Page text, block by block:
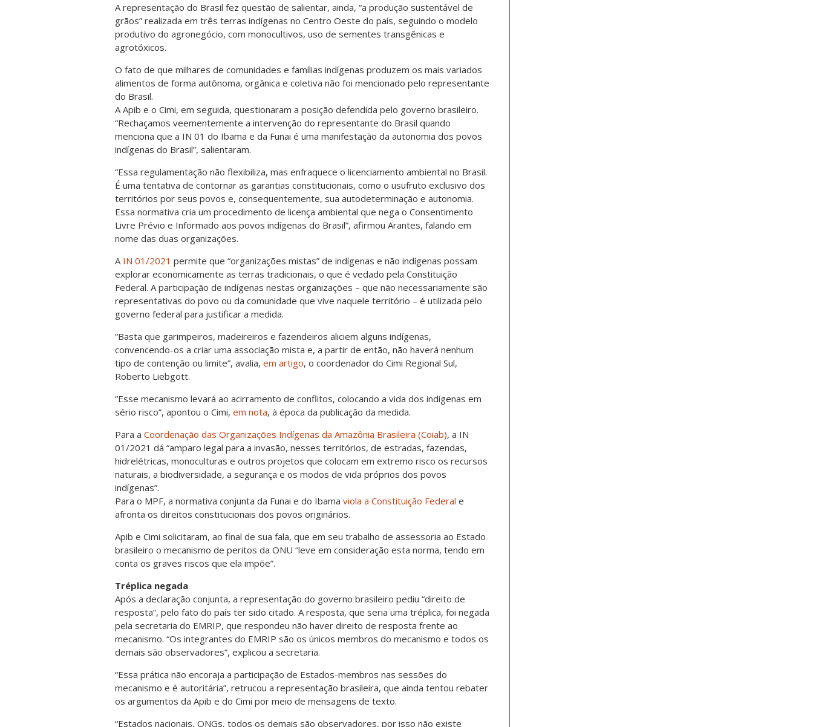
A representação do Brasil fez questão de salientar, ainda, “a produção sustentável de
grãos” realizada em três terras indígenas no Centro Oeste do país, seguindo o modelo
produtivo do agronegócio, com monocultivos, uso de sementes transgênicas e
agrotóxicos.
O fato de que milhares de comunidades e famílias indígenas produzem os mais variados
alimentos de forma autônoma, orgânica e coletiva não foi mencionado pelo representante
do Brasil.
A Apib e o Cimi, em seguida, questionaram a posição defendida pelo governo brasileiro.
“Rechaçamos veementemente a intervenção do representante do Brasil quando
menciona que a IN 01 do Ibama e da Funai é uma manifestação da autonomia dos povos
indígenas do Brasil”, salientaram.
“Essa regulamentação não flexibiliza, mas enfraquece o licenciamento ambiental no Brasil.
É uma tentativa de contornar as garantias constitucionais, como o usufruto exclusivo dos
territórios por seus povos e, consequentemente, sua autodeterminação e autonomia.
Essa normativa cria um procedimento de licença ambiental que nega o Consentimento
Livre Prévio e Informado aos povos indígenas do Brasil”, afirmou Arantes, falando em
nome das duas organizações.
A IN 01/2021 permite que “organizações mistas” de indígenas e não indígenas possam
explorar economicamente as terras tradicionais, o que é vedado pela Constituição
Federal. A participação de indígenas nestas organizações – que não necessariamente são
representativas do povo ou da comunidade que vive naquele território – é utilizada pelo
governo federal para justificar a medida.
“Basta que garimpeiros, madeireiros e fazendeiros aliciem alguns indígenas,
convencendo-os a criar uma associação mista e, a partir de então, não haverá nenhum
tipo de contenção ou limite”, avalia, em artigo, o coordenador do Cimi Regional Sul,
Roberto Liebgott.
“Esse mecanismo levará ao acirramento de conflitos, colocando a vida dos indígenas em
sério risco”, apontou o Cimi, em nota, à época da publicação da medida.
Para a Coordenação das Organizações Indígenas da Amazônia Brasileira (Coiab), a IN
01/2021 dá “amparo legal para a invasão, nesses territórios, de estradas, fazendas,
hidrelétricas, monoculturas e outros projetos que colocam em extremo risco os recursos
naturais, a biodiversidade, a segurança e os modos de vida próprios dos povos
indígenas”.
Para o MPF, a normativa conjunta da Funai e do Ibama viola a Constituição Federal e
afronta os direitos constitucionais dos povos originários.
Apib e Cimi solicitaram, ao final de sua fala, que em seu trabalho de assessoria ao Estado
brasileiro o mecanismo de peritos da ONU “leve em consideração esta norma, tendo em
conta os graves riscos que ela impõe”.
Tréplica negada
Após a declaração conjunta, a representação do governo brasileiro pediu “direito de
resposta”, pelo fato do país ter sido citado. A resposta, que seria uma tréplica, foi negada
pela secretaria do EMRIP, que respondeu não haver direito de resposta frente ao
mecanismo. “Os integrantes do EMRIP são os únicos membros do mecanismo e todos os
demais são observadores”, explicou a secretaria.
“Essa prática não encoraja a participação de Estados-membros nas sessões do
mecanismo e é autoritária”, retrucou a representação brasileira, que ainda tentou rebater
os argumentos da Apib e do Cimi por meio de mensagens de texto.
“Estados nacionais, ONGs, todos os demais são observadores, por isso não existe